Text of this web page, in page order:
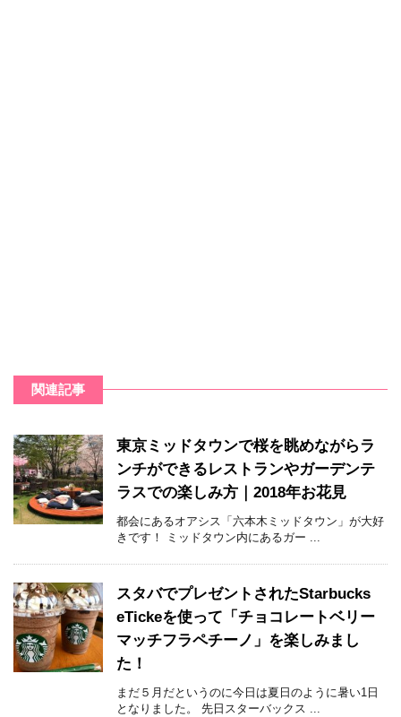
関連記事
東京ミッドタウンで桜を眺めながらラ
ンチができるレストランやガーデンテ
ラスでの楽しみ方｜2018年お花見
都会にあるオアシス「六本木ミッドタウン」が大好
きです！ ミッドタウン内にあるガー ...
スタバでプレゼントされたStarbucks
eTickeを使って「チョコレートベリー
マッチフラペチーノ」を楽しみまし
た！
まだ５月だというのに今日は夏日のように暑い1日
となりました。 先日スターバックス ...